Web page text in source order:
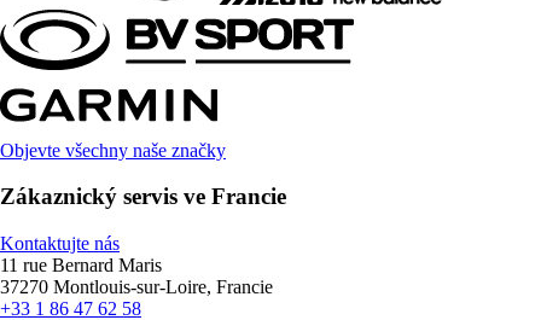
Objevte všechny naše značky
Zákaznický servis ve Francie
Kontaktujte nás
11 rue Bernard Maris
37270 Montlouis-sur-Loire, Francie
+33 1 86 47 62 58